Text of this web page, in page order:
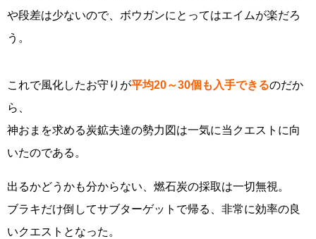
や段差は少ないので、ボウガンにとってはエイムが楽だろ
う。
これで風化したお守りが平均20～30個も入手できるのだか
ら、
神おまを求める炭鉱夫達の勢力図は一気に当クエストに向
いたのである。
出るかどうかも分からない、燃石炭の採取は一切無視。
ブラキだけ倒してサブターゲットで帰る、非常に効率の良
いクエストとなった。